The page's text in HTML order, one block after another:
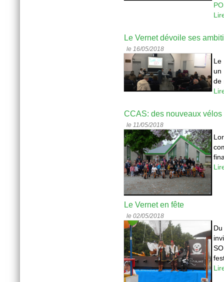
Le Vernet dévoile ses
le 16/05/2018
Le
un
de
CCAS: des nouveaux
le 11/05/2018
Le Vernet en fête
le 02/05/2018